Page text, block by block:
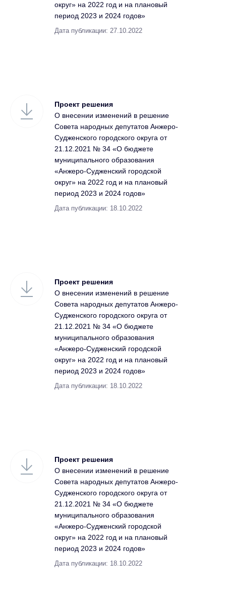
округ» на 2022 год и на плановый
период 2023 и 2024 годов»
Дата публикации: 27.10.2022
Проект решения
О внесении изменений в решение
Совета народных депутатов Анжеро-
Судженского городского округа от
21.12.2021 № 34 «О бюджете
муниципального образования
«Анжеро-Судженский городской
округ» на 2022 год и на плановый
период 2023 и 2024 годов»
Дата публикации: 18.10.2022
Проект решения
О внесении изменений в решение
Совета народных депутатов Анжеро-
Судженского городского округа от
21.12.2021 № 34 «О бюджете
муниципального образования
«Анжеро-Судженский городской
округ» на 2022 год и на плановый
период 2023 и 2024 годов»
Дата публикации: 18.10.2022
Проект решения
О внесении изменений в решение
Совета народных депутатов Анжеро-
Судженского городского округа от
21.12.2021 № 34 «О бюджете
муниципального образования
«Анжеро-Судженский городской
округ» на 2022 год и на плановый
период 2023 и 2024 годов»
Дата публикации: 18.10.2022